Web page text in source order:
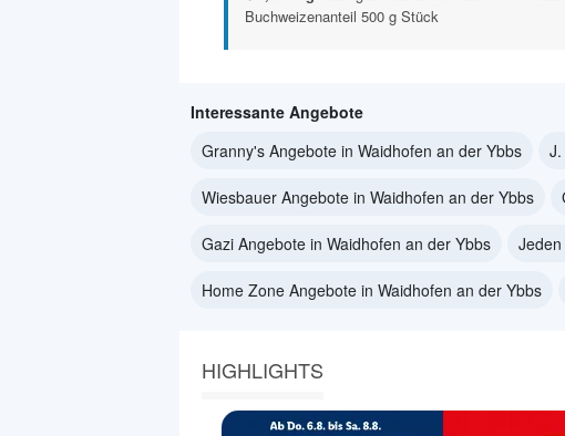
Buchweizenanteil 500 g Stück
Interessante Angebote
Granny's Angebote in Waidhofen an der Ybbs
Wiesbauer Angebote in Waidhofen an der Ybbs
Gazi Angebote in Waidhofen an der Ybbs
Home Zone Angebote in Waidhofen an der Ybbs
HIGHLIGHTS